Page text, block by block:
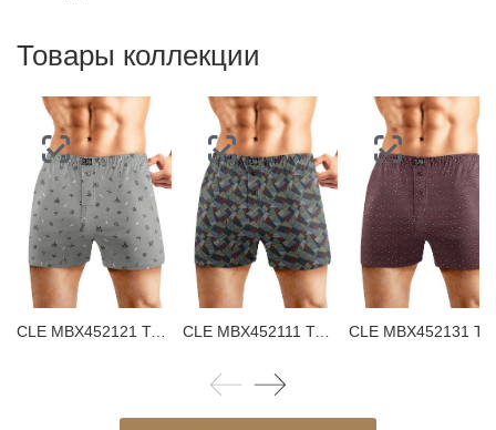
Товары коллекции
CLE MBX452121 Трусы мужские боксеры CLE MBX452111 Трусы мужские боксеры